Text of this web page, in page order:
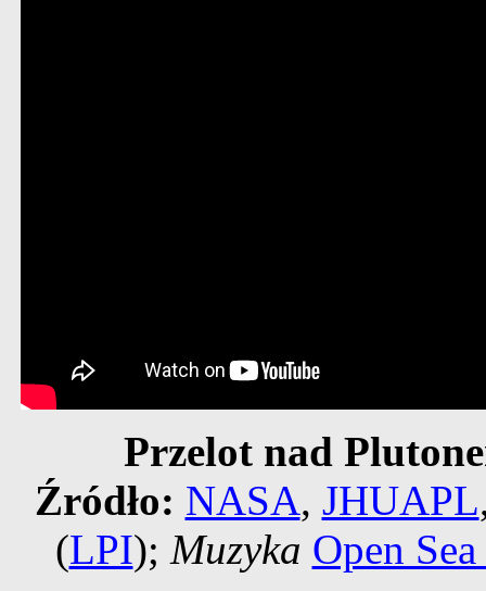
Przelot nad
Źródło: NASA, JHUAPL
(LPI); Muzyka Open